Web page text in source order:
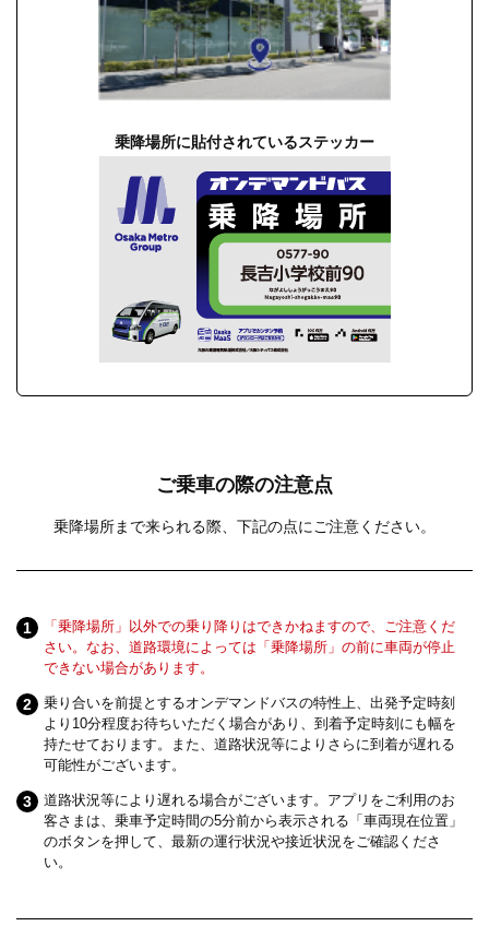
乗降場所に貼付されているステッカー
ご乗車の際の注意点
乗降場所まで来られる際、下記の点にご注意ください。
「乗降場所」以外での乗り降りはできかねますので、ご注意くだ
さい。なお、道路環境によっては「乗降場所」の前に車両が停止
できない場合があります。
乗り合いを前提とするオンデマンドバスの特性上、出発予定時刻
より10分程度お待ちいただく場合があり、到着予定時刻にも幅を
持たせております。また、道路状況等によりさらに到着が遅れる
可能性がございます。
道路状況等により遅れる場合がございます。アプリをご利用のお
客さまは、乗車予定時間の5分前から表示される「車両現在位置」
のボタンを押して、最新の運行状況や接近状況をご確認くださ
い。